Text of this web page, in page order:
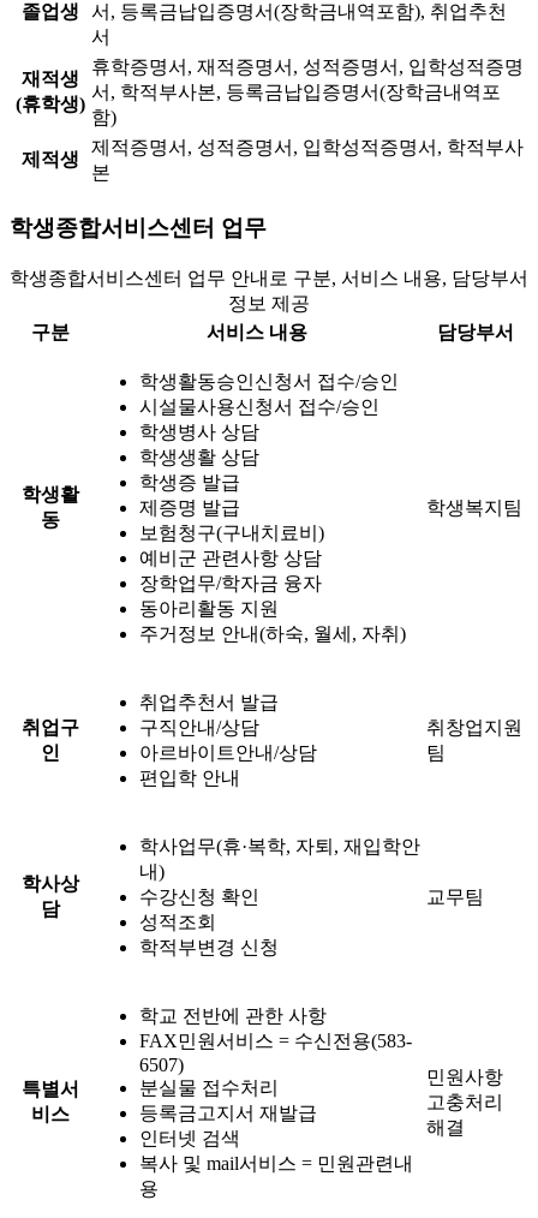
졸업생
서, 등록금납입증명서(장학금내역포함), 취업추천
서
재적생
(휴학생)
휴학증명서, 재적증명서, 성적증명서, 입학성적증명
서, 학적부사본, 등록금납입증명서(장학금내역포
함)
제적생
제적증명서, 성적증명서, 입학성적증명서, 학적부사
본
학생종합서비스센터 업무
학생종합서비스센터 업무 안내로 구분, 서비스 내용, 담당부서
정보 제공
구분
서비스 내용 담당부서
학생활
동
학생활동승인신청서 접수/승인
시설물사용신청서 접수/승인
학생병사 상담
학생생활 상담
학생증 발급
제증명 발급
보험청구(구내치료비)
예비군 관련사항 상담
장학업무/학자금 융자
동아리활동 지원
주거정보 안내(하숙, 월세, 자취)
학생복지팀
취업구
인
취업추천서 발급
구직안내/상담
아르바이트안내/상담
편입학 안내
취창업지원
팀
학사상
담
학사업무(휴·복학, 자퇴, 재입학안
내)
수강신청 확인
성적조회
학적부변경 신청
교무팀
특별서
비스
학교 전반에 관한 사항
FAX민원서비스 = 수신전용(583-
6507)
분실물 접수처리
등록금고지서 재발급
인터넷 검색
복사 및 mail서비스 = 민원관련내
용
민원사항
고충처리
해결